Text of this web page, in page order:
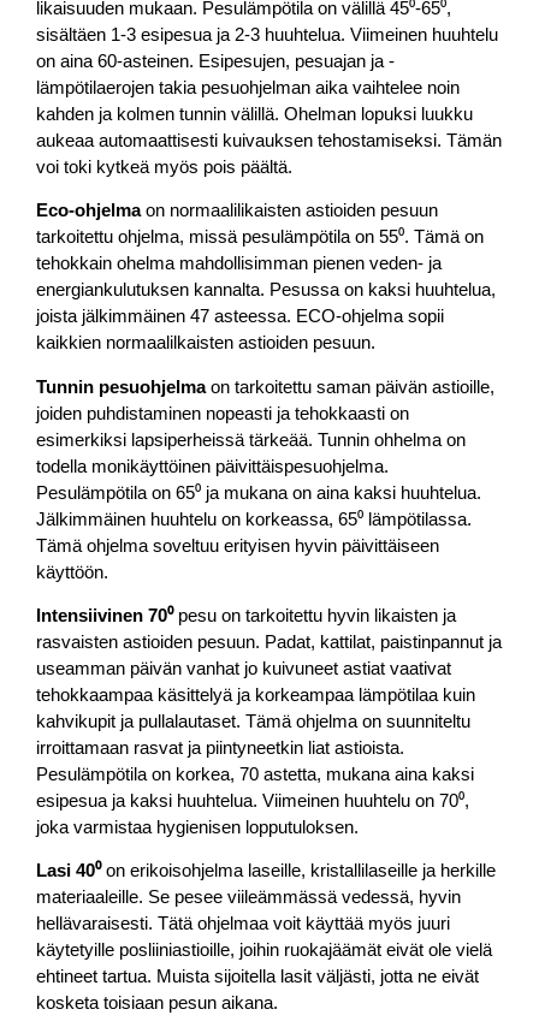
likaisuuden mukaan. Pesulämpötila on välillä 45⁰-65⁰,
sisältäen 1-3 esipesua ja 2-3 huuhtelua. Viimeinen huuhtelu
on aina 60-asteinen. Esipesujen, pesuajan ja -
lämpötilaerojen takia pesuohjelman aika vaihtelee noin
kahden ja kolmen tunnin välillä. Ohelman lopuksi luukku
aukeaa automaattisesti kuivauksen tehostamiseksi. Tämän
voi toki kytkeä myös pois päältä.
Eco-ohjelmaon normaalilikaisten astioiden pesuun
tarkoitettu ohjelma, missä pesulämpötila on 55⁰. Tämä on
tehokkain ohelma mahdollisimman pienen veden- ja
energiankulutuksen kannalta. Pesussa on kaksi huuhtelua,
joista jälkimmäinen 47 asteessa. ECO-ohjelma sopii
kaikkien normaalilkaisten astioiden pesuun.
Tunnin pesuohjelmaon tarkoitettu saman päivän astioille,
joiden puhdistaminen nopeasti ja tehokkaasti on
esimerkiksi lapsiperheissä tärkeää. Tunnin ohhelma on
todella monikäyttöinen päivittäispesuohjelma.
Pesulämpötila on 65⁰ ja mukana on aina kaksi huuhtelua.
Jälkimmäinen huuhtelu on korkeassa, 65⁰ lämpötilassa.
Tämä ohjelma soveltuu erityisen hyvin päivittäiseen
käyttöön.
Intensiivinen 70⁰pesu on tarkoitettu hyvin likaisten ja
rasvaisten astioiden pesuun. Padat, kattilat, paistinpannut ja
useamman päivän vanhat jo kuivuneet astiat vaativat
tehokkaampaa käsittelyä ja korkeampaa lämpötilaa kuin
kahvikupit ja pullalautaset. Tämä ohjelma on suunniteltu
irroittamaan rasvat ja piintyneetkin liat astioista.
Pesulämpötila on korkea, 70 astetta, mukana aina kaksi
esipesua ja kaksi huuhtelua. Viimeinen huuhtelu on 70⁰,
joka varmistaa hygienisen lopputuloksen.
Lasi 40⁰on erikoisohjelma laseille, kristallilaseille ja herkille
materiaaleille. Se pesee viileämmässä vedessä, hyvin
hellävaraisesti. Tätä ohjelmaa voit käyttää myös juuri
käytetyille posliiniastioille, joihin ruokajäämät eivät ole vielä
ehtineet tartua. Muista sijoitella lasit väljästi, jotta ne eivät
kosketa toisiaan pesun aikana.